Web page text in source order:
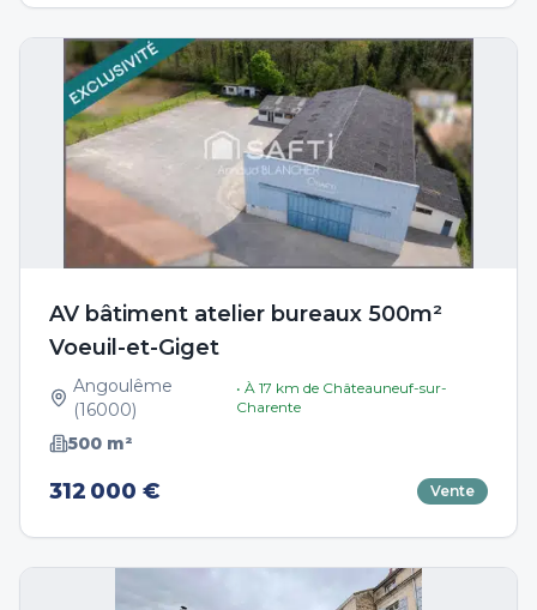
AV bâtiment atelier bureaux 500m²
Voeuil-et-Giget
Angoulême
(16000)
• À 17 km de Châteauneuf-sur-
Charente
500 m²
312 000 € Vente